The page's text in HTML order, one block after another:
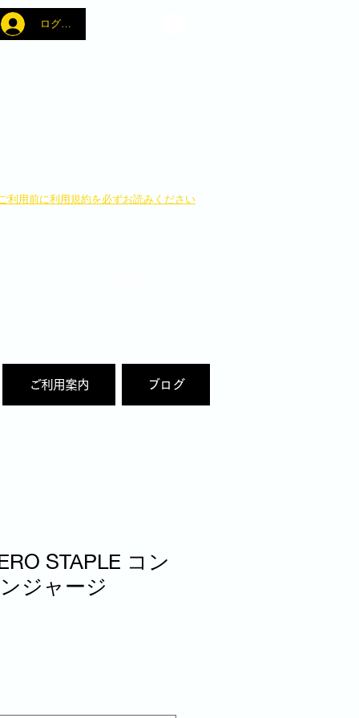
ログイン
利用前に利用規約を必ずお読みください
ご利用案内 ブログ
STAPLE コン
ジャージ